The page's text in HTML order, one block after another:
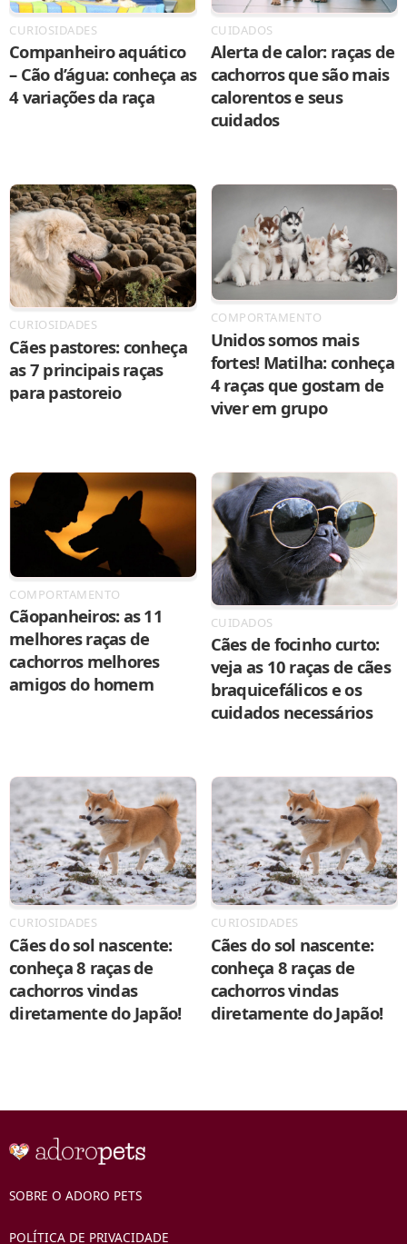
CURIOSIDADES
Companheiro aquático
– Cão d’água: conheça as
4 variações da raça
CUIDADOS
Alerta de calor: raças de
cachorros que são mais
calorentos e seus
cuidados
CURIOSIDADES
Cães pastores: conheça
as 7 principais raças
para pastoreio
COMPORTAMENTO
Unidos somos mais
fortes! Matilha: conheça
4 raças que gostam de
viver em grupo
COMPORTAMENTO
Cãopanheiros: as 11
melhores raças de
cachorros melhores
amigos do homem
CUIDADOS
Cães de focinho curto:
veja as 10 raças de cães
braquicefálicos e os
cuidados necessários
CURIOSIDADES
Cães do sol nascente:
conheça 8 raças de
cachorros vindas
diretamente do Japão!
CURIOSIDADES
Cães do sol nascente:
conheça 8 raças de
cachorros vindas
diretamente do Japão!
SOBRE O ADORO PETS
POLÍTICA DE PRIVACIDADE